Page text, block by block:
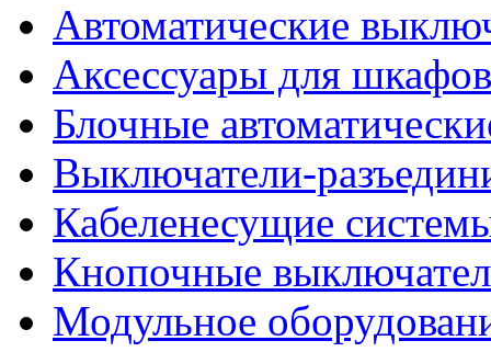
Автоматические
Аксессуары для
Блочные
Выключатели-
Кабеленесущие
Кнопочные
Модульное